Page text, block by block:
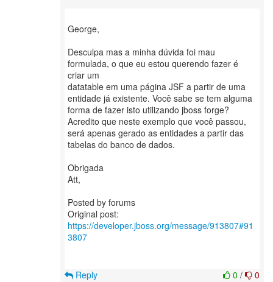
George,
Desculpa mas a minha dúvida foi mau
formulada, o que eu estou querendo fazer é
criar um
datatable em uma página JSF a partir de uma
entidade já existente. Você sabe se tem alguma
forma de fazer isto utilizando jboss forge?
Acredito que neste exemplo que você passou,
será apenas gerado as entidades a partir das
tabelas do banco de dados.
Obrigada
Att,
Posted by forums
Original post:
https://developer.jboss.org/message/913807#91
3807
0 / 0
Reply